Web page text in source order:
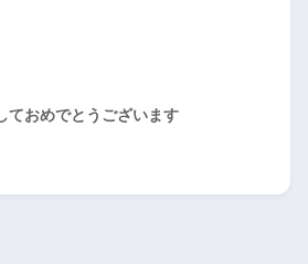
ておめでとうございます